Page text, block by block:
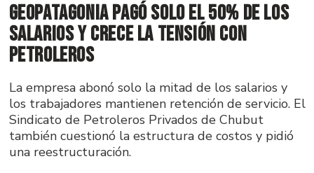
GeoPatagonia pagó solo el 50% de los
salarios y crece la tensión con
Petroleros
La empresa abonó solo la mitad de los salarios y
los trabajadores mantienen retención de servicio. El
Sindicato de Petroleros Privados de Chubut
también cuestionó la estructura de costos y pidió
una reestructuración.